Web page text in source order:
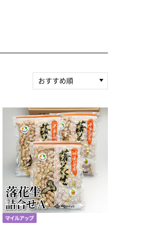
おすすめ順
積算マイル率（高い
順）
人気順
レビュー件数（多い
順）
レビュー評価（高い
順）
価格（安い順）
価格（高い順）